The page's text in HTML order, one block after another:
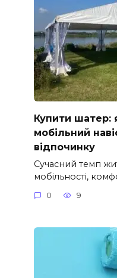
Купити шатер:
мобільний
відпочинку
Сучасний темп
мобільності,
0 9